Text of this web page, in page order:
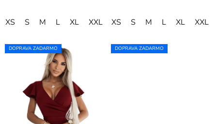
XS S M L XL XXL XS S M L XL XXL
DOPRAVA ZADARMO DOPRAVA ZADARMO